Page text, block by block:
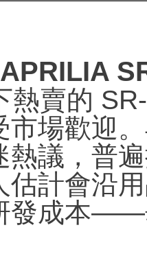
熱賣的
市場歡迎
熱議，普
估計會沿
發成本——